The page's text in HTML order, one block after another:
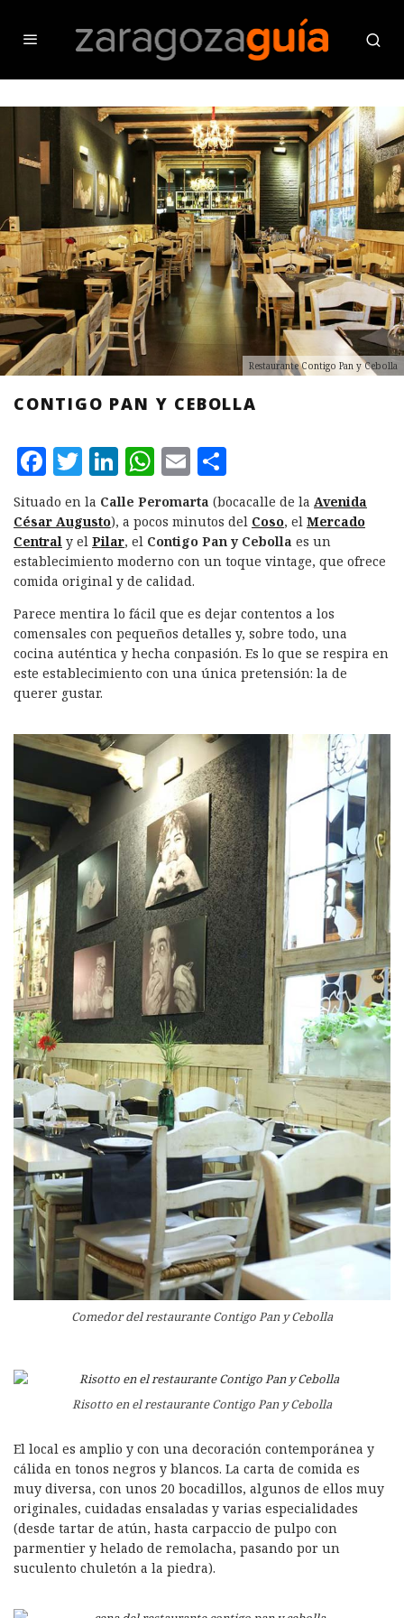
Restaurante Contigo Pan y Cebolla
CONTIGO PAN Y CEBOLLA
F
a
c
e
b
o
o
k
T
w
it
te
r
L
i
n
k
e
d
I
n
W
h
at
s
A
p
p
E
m
ai
l
o
m
p
a
rt
ir
Situado en la Calle Peromarta (bocacalle de la Avenida
César Augusto), a pocos minutos del Coso, el Mercado
Central y el Pilar, el Contigo Pan y Cebolla es un
establecimiento moderno con un toque vintage, que ofrece
comida original y de calidad.
Parece mentira lo fácil que es dejar contentos a los
comensales con pequeños detalles y, sobre todo, una
cocina auténtica y hecha conpasión. Es lo que se respira en
este establecimiento con una única pretensión: la de
querer gustar.
Comedor del restaurante Contigo Pan y Cebolla
Risotto en el restaurante Contigo Pan y Cebolla
El local es amplio y con una decoración contemporánea y
cálida en tonos negros y blancos. La carta de comida es
muy diversa, con unos 20 bocadillos, algunos de ellos muy
originales, cuidadas ensaladas y varias especialidades
(desde tartar de atún, hasta carpaccio de pulpo con
parmentier y helado de remolacha, pasando por un
suculento chuletón a la piedra).